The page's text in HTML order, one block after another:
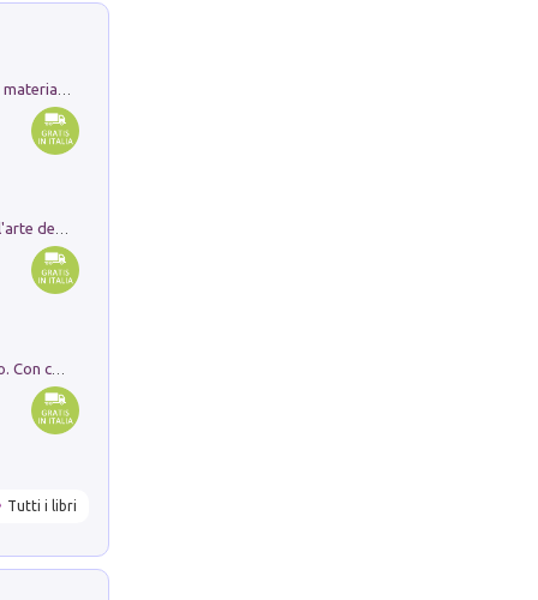
Ricerche dei dottorandi in storia dell'arte della Sapienza
Tutti i libri